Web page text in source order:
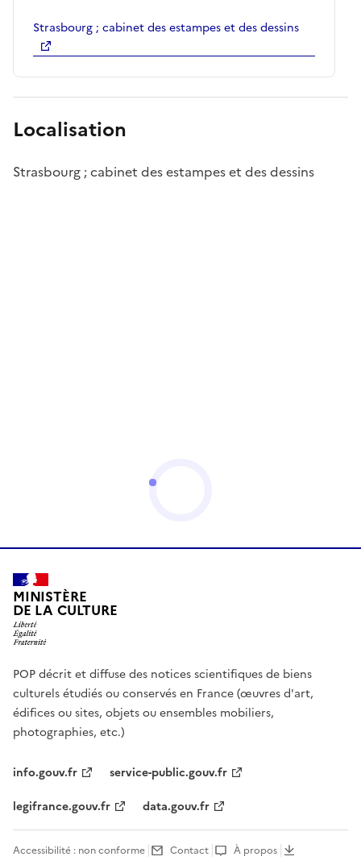
Strasbourg ; cabinet des estampes et des dessins
Localisation
Strasbourg ; cabinet des estampes et des dessins
MINISTÈRE
DE LA CULTURE
POP décrit et diffuse des notices scientifiques de biens
culturels étudiés ou conservés en France (œuvres d'art,
édifices ou sites, objets ou ensembles mobiliers,
photographies, etc.)
info.gouv.fr
service-public.gouv.fr
legifrance.gouv.fr
data.gouv.fr
Accessibilité : non conforme Contact À propos